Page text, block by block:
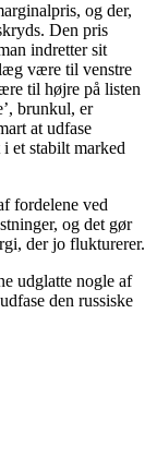
og der,
Den pris
indretter sit
være til venstre
til højre på listen
brunkul, er
at udfase
et stabilt marked
fordelene ved
og det gør
der jo flukturerer.
udglatte nogle af
den russiske